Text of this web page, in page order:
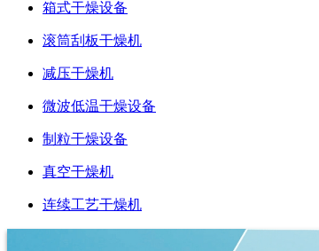
箱式干燥设备
滚筒刮板干燥机
减压干燥机
微波低温干燥设备
制粒干燥设备
真空干燥机
连续工艺干燥机